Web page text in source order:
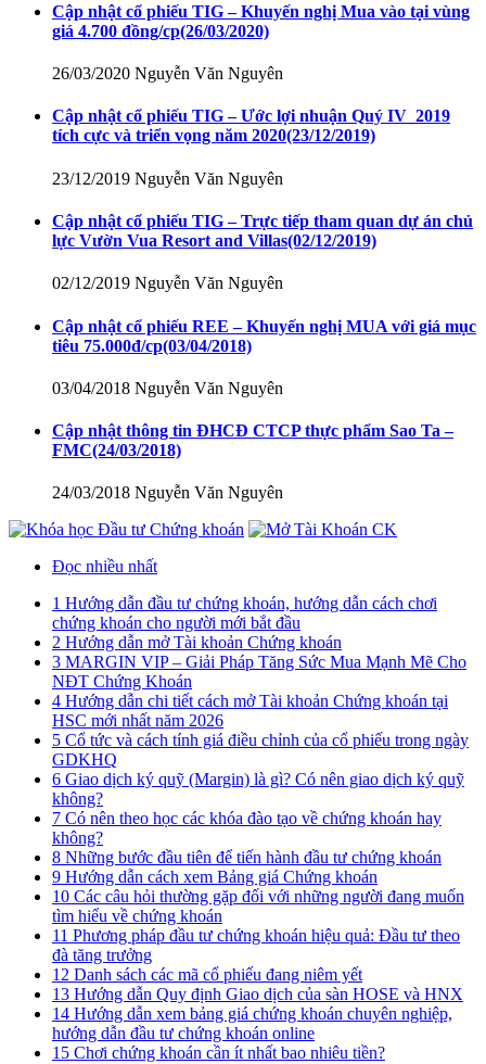
Cập nhật cổ phiếu TIG – Khuyến nghị Mua vào tại vùng
giá 4.700 đồng/cp(26/03/2020)
26/03/2020 Nguyễn Văn Nguyên
Cập nhật cổ phiếu TIG – Ước lợi nhuận Quý IV_2019
tích cực và triển vọng năm 2020(23/12/2019)
23/12/2019 Nguyễn Văn Nguyên
Cập nhật cổ phiếu TIG – Trực tiếp tham quan dự án chủ
lực Vườn Vua Resort and Villas(02/12/2019)
02/12/2019 Nguyễn Văn Nguyên
Cập nhật cổ phiếu REE – Khuyến nghị MUA với giá mục
tiêu 75.000đ/cp(03/04/2018)
03/04/2018 Nguyễn Văn Nguyên
Cập nhật thông tin ĐHCĐ CTCP thực phẩm Sao Ta –
FMC(24/03/2018)
24/03/2018 Nguyễn Văn Nguyên
Đọc nhiều nhất
1 Hướng dẫn đầu tư chứng khoán, hướng dẫn cách chơi
chứng khoán cho người mới bắt đầu
2 Hướng dẫn mở Tài khoản Chứng khoán
3 MARGIN VIP – Giải Pháp Tăng Sức Mua Mạnh Mẽ Cho
NĐT Chứng Khoán
4 Hướng dẫn chi tiết cách mở Tài khoản Chứng khoán tại
HSC mới nhất năm 2026
5 Cổ tức và cách tính giá điều chỉnh của cổ phiếu trong ngày
GDKHQ
6 Giao dịch ký quỹ (Margin) là gì? Có nên giao dịch ký quỹ
không?
7 Có nên theo học các khóa đào tạo về chứng khoán hay
không?
8 Những bước đầu tiên để tiến hành đầu tư chứng khoán
9 Hướng dẫn cách xem Bảng giá Chứng khoán
10 Các câu hỏi thường gặp đối với những người đang muốn
tìm hiểu về chứng khoán
11 Phương pháp đầu tư chứng khoán hiệu quả: Đầu tư theo
đà tăng trưởng
12 Danh sách các mã cổ phiếu đang niêm yết
13 Hướng dẫn Quy định Giao dịch của sàn HOSE và HNX
14 Hướng dẫn xem bảng giá chứng khoán chuyên nghiệp,
hướng dẫn đầu tư chứng khoán online
15 Chơi chứng khoán cần ít nhất bao nhiêu tiền?